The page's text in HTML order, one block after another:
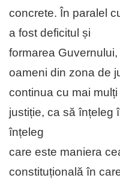
concrete. În paralel
a fost deficitul și
formarea
oameni din zona de
continua cu mai
justiție, ca să înțeleg
înțeleg
care este maniera
constituțională în